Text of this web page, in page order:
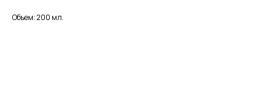
Объем: 200 мл.